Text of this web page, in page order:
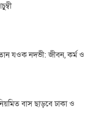
যওক নদভী: জীবন, কর্ম ও
বাস ছাড়বে ঢাকা ও